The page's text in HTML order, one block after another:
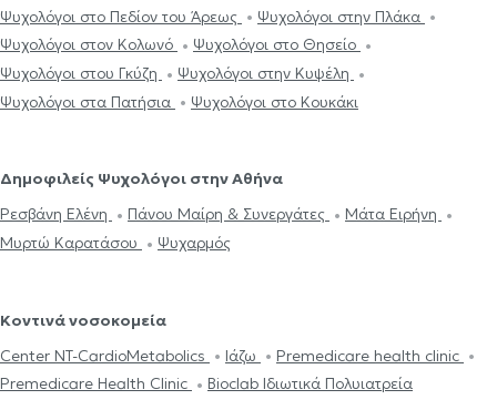
Ψυχολόγοι στο Πεδίον του Άρεως
Ψυχολόγοι στην Πλάκα
Ψυχολόγοι στον Κολωνό
Ψυχολόγοι στο Θησείο
Ψυχολόγοι στου Γκύζη
Ψυχολόγοι στην Κυψέλη
Ψυχολόγοι στα Πατήσια
Ψυχολόγοι στο Κουκάκι
Δημοφιλείς Ψυχολόγοι στην Αθήνα
Ρεσβάνη Ελένη
Πάνου Μαίρη & Συνεργάτες
Μάτα Ειρήνη
Μυρτώ Καρατάσου
Ψυχαρμός
Κοντινά νοσοκομεία
Center NT-CardioMetabolics
Ιάζω
Premedicare health clinic
Premedicare Health Clinic
Bioclab Ιδιωτικά Πολυιατρεία